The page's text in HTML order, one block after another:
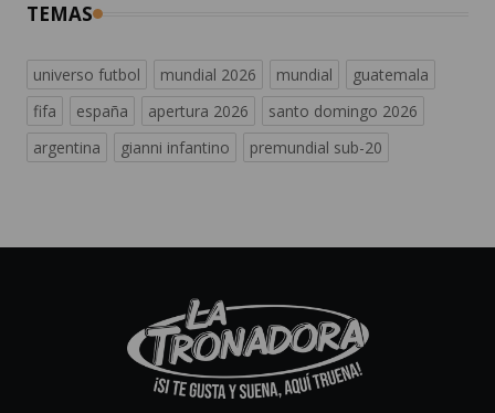
TEMAS
universo futbol mundial 2026 mundial
guatemala
fifa
españa apertura 2026
santo domingo 2026
argentina
gianni infantino premundial sub-20